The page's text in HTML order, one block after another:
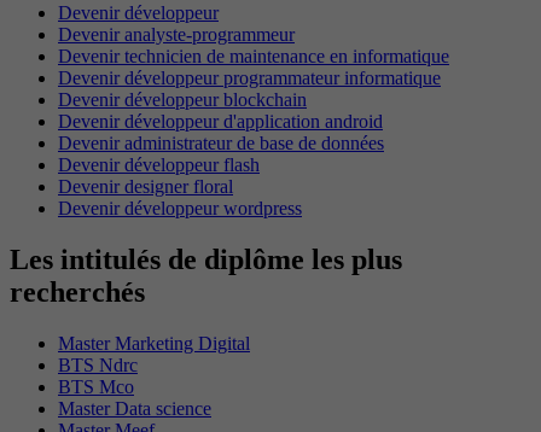
Devenir développeur
Devenir analyste-programmeur
Devenir technicien de maintenance en informatique
Devenir développeur programmateur informatique
Devenir développeur blockchain
Devenir développeur d'application android
Devenir administrateur de base de données
Devenir développeur flash
Devenir designer floral
Devenir développeur wordpress
Les intitulés de diplôme les plus
recherchés
Master Marketing Digital
BTS Ndrc
BTS Mco
Master Data science